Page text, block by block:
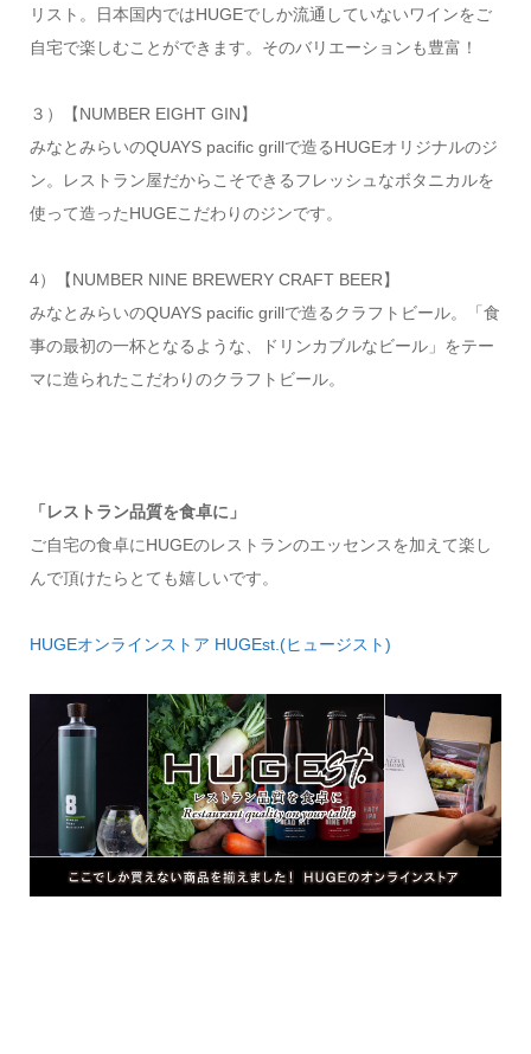
リスト。日本国内ではHUGEでしか流通していないワインをご
自宅で楽しむことができます。そのバリエーションも豊富！
３）【NUMBER EIGHT GIN】
みなとみらいのQUAYS pacific grillで造るHUGEオリジナルのジ
ン。レストラン屋だからこそできるフレッシュなボタニカルを
使って造ったHUGEこだわりのジンです。
4）【NUMBER NINE BREWERY CRAFT BEER】
みなとみらいのQUAYS pacific grillで造るクラフトビール。「食
事の最初の一杯となるような、ドリンカブルなビール」をテー
マに造られたこだわりのクラフトビール。
「レストラン品質を食卓に」
ご自宅の食卓にHUGEのレストランのエッセンスを加えて楽し
んで頂けたらとても嬉しいです。
HUGEオンラインストア HUGEst.(ヒュージスト)